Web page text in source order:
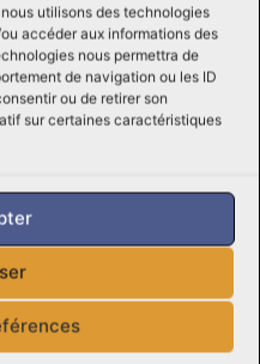
utilisons des technologies
accéder aux informations des
nous permettra de
de navigation ou les ID
ou de retirer son
sur certaines caractéristiques
en deux et prête à
Faites confiance à la
vous proposer des
savoir-faire artisanal et
la qualité est une
est sélectionnée
optimale et un
un large